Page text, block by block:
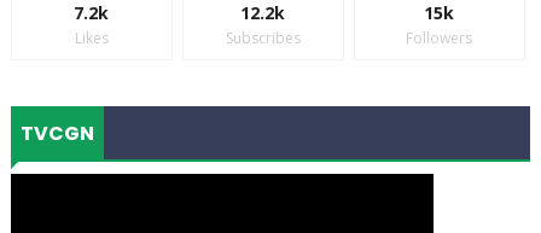
7.2k
Likes
12.2k
Subscribes
15k
Followers
TVCGN